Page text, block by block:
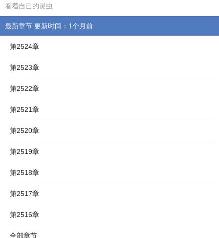
看着自己的灵虫
最新章节 更新时间：1个月前
第2524章
第2523章
第2522章
第2521章
第2520章
第2519章
第2518章
第2517章
第2516章
全部章节